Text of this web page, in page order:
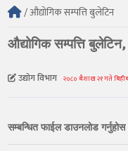
/ औद्योगिक सम्पत्ति बुलेटिन
औद्योगिक सम्पत्ति
उद्योग विभाग २०८० बैशाख २१ गते
सम्बन्धित फाईल डाउनलोड गर्नुहोस